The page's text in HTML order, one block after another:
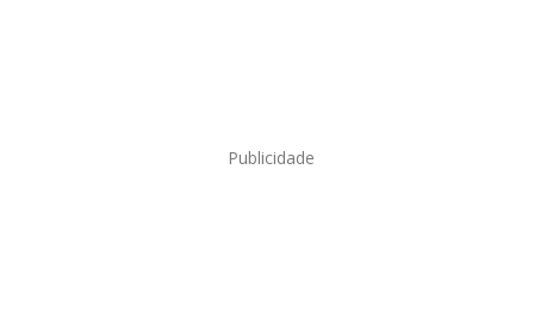
Publicidade